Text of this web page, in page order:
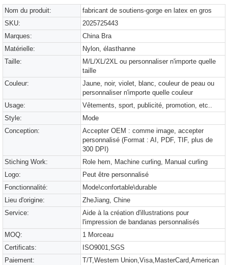
Nom du produit:
fabricant de soutiens-gorge en latex en gros
SKU:
2025725443
Marques:
China Bra
Matérielle:
Nylon, élasthanne
Taille:
M/L/XL/2XL ou personnaliser n'importe quelle
taille
Couleur:
Jaune, noir, violet, blanc, couleur de peau ou
personnaliser n'importe quelle couleur
Usage:
Vêtements, sport, publicité, promotion, etc..
Style:
Mode
Conception:
Accepter OEM : comme image, accepter
personnalisé (Format : AI, PDF, TIF, plus de
300 DPI)
Stiching Work:
Role hem, Machine curling, Manual curling
Logo:
Peut être personnalisé
Fonctionnalité:
Mode\confortable\durable
Lieu d'origine:
ZheJiang, Chine
Service:
Aide à la création d'illustrations pour
l'impression de bandanas personnalisés
MOQ:
1 Morceau
Certificats:
ISO9001,SGS
Paiement:
T/T,Western Union,Visa,MasterCard,American